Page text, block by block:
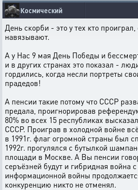
Космический
День скорби - это у тех кто
навязывают.
А у Нас 9 мая День Победы и
и в других странах это показал -
гордились, когда несли портреты
прадедов!
А пенсии такие потому что СССР
предала, проигнорировав
80% во всех 15 республиках
СССР. Проиграв в холодной войне
в 1991г. флаг огромной страны был
1992г. прогулялся с бутылкой
площади в Москве. А Вы пенсии
серъёзней будут и гибридная война
информационной войны
конкуренцию никто не отменял.